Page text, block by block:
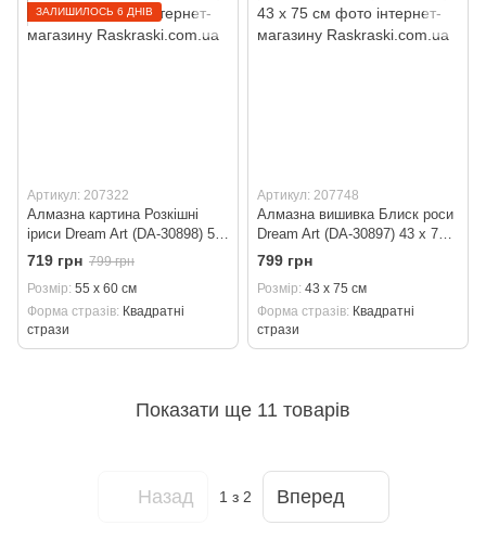
ЗАЛИШИЛОСЬ 6 ДНІВ
Артикул: 207322
Алмазна картина Розкішні
іриси Dream Art (DA-30898) 55
x 60 см
719 грн 799 грн
Розмір 55 x 60 см
Форма стразів Квадратні
стрази
Артикул: 207748
Алмазна вишивка Блиск роси
Dream Art (DA-30897) 43 x 75
см
799 грн
Розмір 43 x 75 см
Форма стразів Квадратні
стрази
Показати ще 11 товарів
Назад 1 з 2 Вперед